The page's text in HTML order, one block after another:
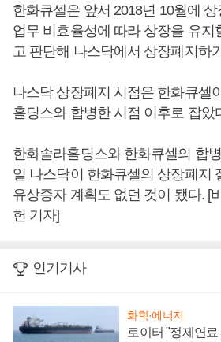
한화큐셀은 앞서 2018년 10월에
업무 비효율성에 따라 상장을 유지
고 판단해 나스닥에서 상장폐지하
나스닥 상장폐지 시점은 한화큐셀
홀딩스와 합병한 시점 이후로 잡았
한화솔라홀딩스와 한화큐셀의 합
일 나스닥이 한화큐셀의 상장폐지
유상증자 계획도 없던 것이 됐다. [
헌 기자]
인기기사
화학·에너지
로이터 "정제연료